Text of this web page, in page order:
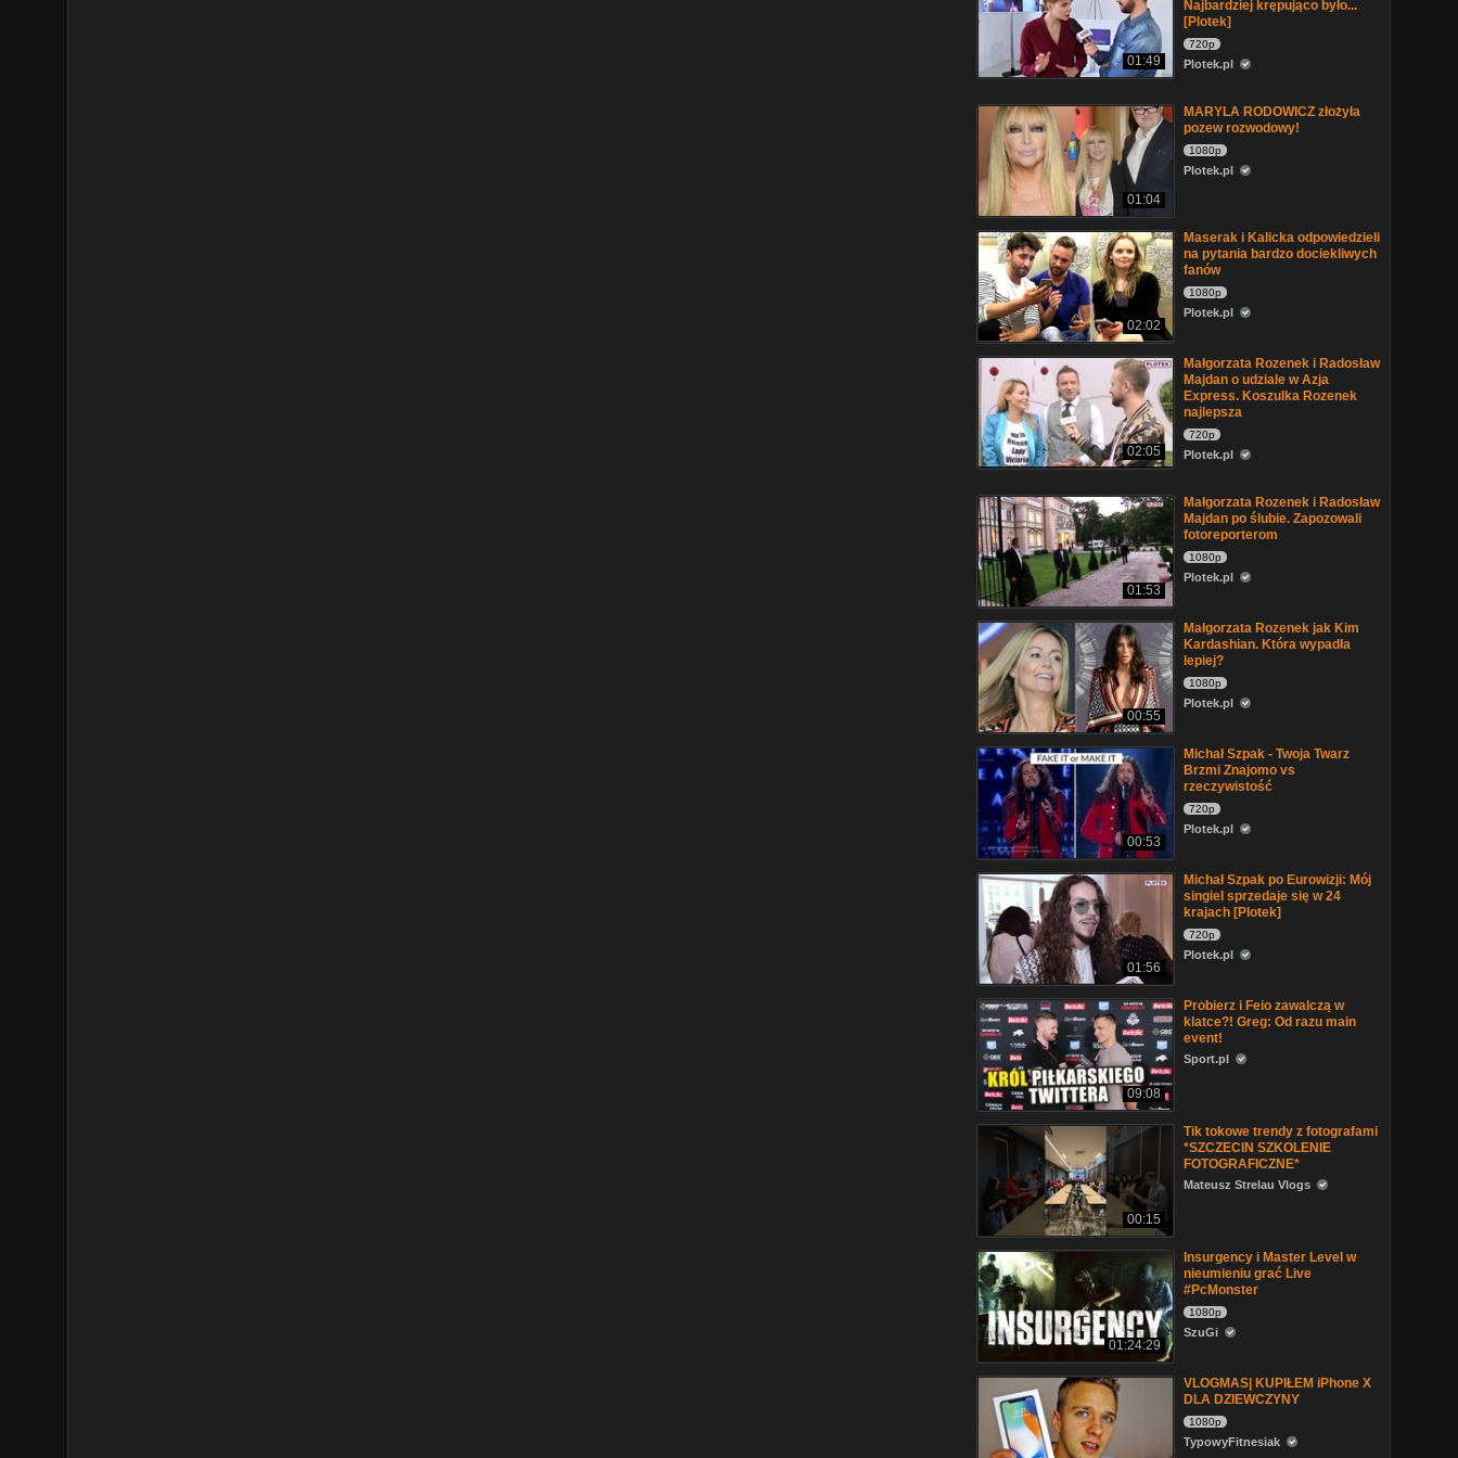
01:49
Najbardziej krępująco było...
[Plotek]
720p
Plotek.pl
01:04
MARYLA RODOWICZ złożyła
pozew rozwodowy!
1080p
Plotek.pl
02:02
Maserak i Kalicka odpowiedzieli
na pytania bardzo dociekliwych
fanów
1080p
Plotek.pl
02:05
Małgorzata Rozenek i Radosław
Majdan o udziale w Azja
Express. Koszulka Rozenek
najlepsza
720p
Plotek.pl
01:53
Małgorzata Rozenek i Radosław
Majdan po ślubie. Zapozowali
fotoreporterom
1080p
Plotek.pl
00:55
Małgorzata Rozenek jak Kim
Kardashian. Która wypadła
lepiej?
1080p
Plotek.pl
00:53
Michał Szpak - Twoja Twarz
Brzmi Znajomo vs
rzeczywistość
720p
Plotek.pl
01:56
Michał Szpak po Eurowizji: Mój
singiel sprzedaje się w 24
krajach [Plotek]
720p
Plotek.pl
09:08
Probierz i Feio zawalczą w
klatce?! Greg: Od razu main
event!
Sport.pl
00:15
Tik tokowe trendy z fotografami
*SZCZECIN SZKOLENIE
FOTOGRAFICZNE*
Mateusz Strelau Vlogs
01:24:29
Insurgency i Master Level w
nieumieniu grać Live
#PcMonster
1080p
SzuGi
VLOGMAS| KUPIŁEM iPhone X
DLA DZIEWCZYNY
1080p
TypowyFitnesiak